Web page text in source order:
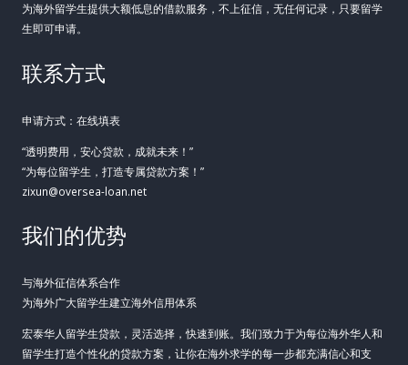
为海外留学生提供大额低息的借款服务，不上征信，无任何记录，只要留学
生即可申请。
联系方式
申请方式：在线填表
“透明费用，安心贷款，成就未来！”
“为每位留学生，打造专属贷款方案！”
zixun@oversea-loan.net
我们的优势
与海外征信体系合作
为海外广大留学生建立海外信用体系
宏泰华人留学生贷款，灵活选择，快速到账。我们致力于为每位海外华人和
留学生打造个性化的贷款方案，让你在海外求学的每一步都充满信心和支